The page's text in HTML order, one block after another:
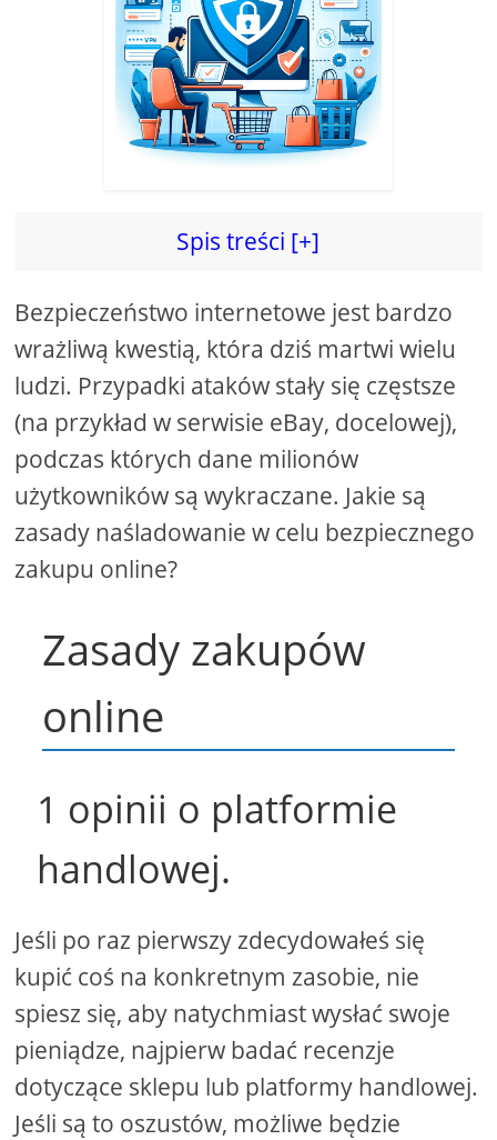
Spis treści [+]
Bezpieczeństwo internetowe jest bardzo
wrażliwą kwestią, która dziś martwi wielu
ludzi. Przypadki ataków stały się częstsze
(na przykład w serwisie eBay, docelowej),
podczas których dane milionów
użytkowników są wykraczane. Jakie są
zasady naśladowanie w celu bezpiecznego
zakupu online?
Zasady zakupów
online
1 opinii o platformie
handlowej.
Jeśli po raz pierwszy zdecydowałeś się
kupić coś na konkretnym zasobie, nie
spiesz się, aby natychmiast wysłać swoje
pieniądze, najpierw badać recenzje
dotyczące sklepu lub platformy handlowej.
Jeśli są to oszustów, możliwe będzie